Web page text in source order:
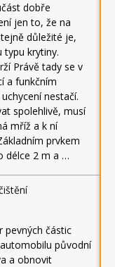
dobře
jen to, že na
důležité je,
typu krytiny.
Právě tady se v
a funkčním
nestačí.
spolehlivě, musí
mříž a k ní
prvkem
délce 2 m a …
pevných částic
původní
a obnovit